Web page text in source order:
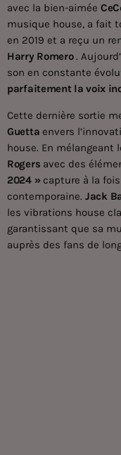
avec la bien-aimée
musique house, a fait
en 2019 et a reçu un
Harry Romero.
son en constante
parfaitement la voix
Cette dernière sortie
Guetta envers
house. En mélangeant
Rogers avec des
2024 »capture à la fois
contemporaine. Jack
les vibrations house
garantissant que sa
auprès des fans de